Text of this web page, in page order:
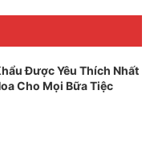
Được Yêu Thích Nhất
Cho Mọi Bữa Tiệc